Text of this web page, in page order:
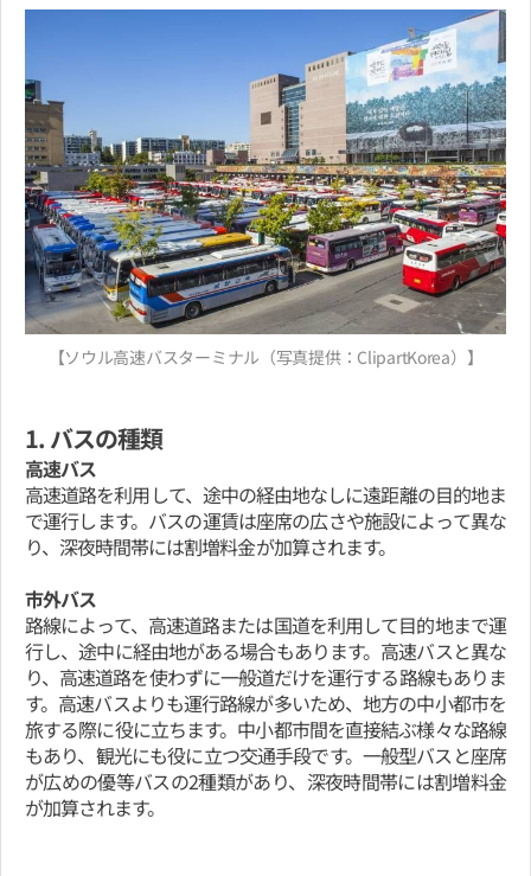
【ソウル高速バスターミナル（写真提供：ClipartKorea）】
1. バスの種類
高速バス
高速道路を利用して、途中の経由地なしに遠距離の目的地ま
で運行します。バスの運賃は座席の広さや施設によって異な
り、深夜時間帯には割増料金が加算されます。
市外バス
路線によって、高速道路または国道を利用して目的地まで運
行し、途中に経由地がある場合もあります。高速バスと異な
り、高速道路を使わずに一般道だけを運行する路線もありま
す。高速バスよりも運行路線が多いため、地方の中小都市を
旅する際に役に立ちます。中小都市間を直接結ぶ様々な路線
もあり、観光にも役に立つ交通手段です。一般型バスと座席
が広めの優等バスの2種類があり、深夜時間帯には割増料金
が加算されます。